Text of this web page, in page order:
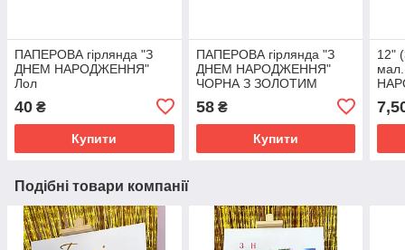
ПАПЕРОВА гірлянда "З
ДНЕМ НАРОДЖЕННЯ"
Лол
40 ₴
Купити
ПАПЕРОВА гірлянда "З
ДНЕМ НАРОДЖЕННЯ"
ЧОРНА З ЗОЛОТИМ
58₴
Купити
12"
Подібні товари компанії